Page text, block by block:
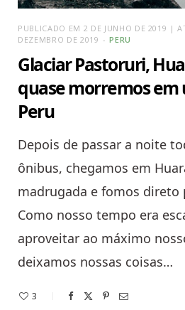
PUBLICADO EM 2 DE JUNHO DE 2019 |
DEZEMBRO DE 2019
PERU
Glaciar Pastoruri,
quase morremos em
Peru
Depois de passar a noite
ônibus, chegamos em
madrugada e fomos direto
Como nosso tempo era
aproveitar ao máximo
deixamos nossas coisas…
3